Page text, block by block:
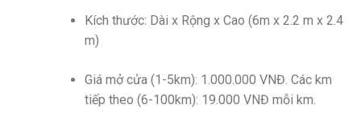
Kích thước: Dài x Rộng x Cao (6m x 2.2 m x 2.4
m)
Giá mở cửa (1-5km): 1.000.000 VNĐ. Các km
tiếp theo (6-100km): 19.000 VNĐ mỗi km.